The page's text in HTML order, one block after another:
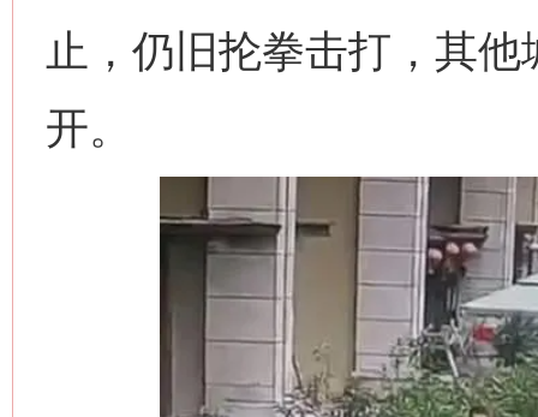
止，仍旧抡拳击打，其
开。